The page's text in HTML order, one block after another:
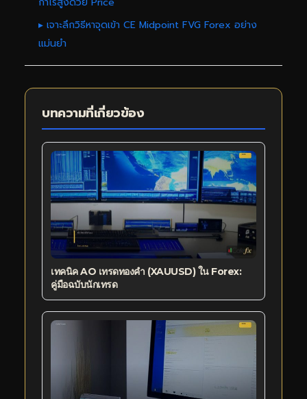
▸ เจาะลึกวิธีหาจุดเข้า CE Midpoint FVG Forex อย่าง
แม่นยำ
บทความที่เกี่ยวข้อง
เทคนิค AO เทรดทองคำ (XAUUSD) ใน Forex:
คู่มือฉบับนักเทรด